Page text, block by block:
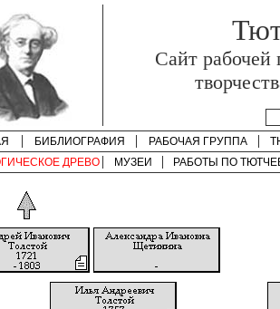
Cайт
БИБЛИОГРАФИЯ РАБОЧАЯ ГРУППА
ДРЕВО
МУЗЕИ РАБОТЫ ПО